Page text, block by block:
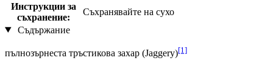
Инструкции за
съхранение:
Съхранявайте на сухо
Съдържание
пълнозърнеста тръстикова захар (Jaggery)[1]